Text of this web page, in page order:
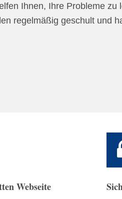
Ihnen, Ihre Probleme zu
regelmäßig geschult und
Webseite